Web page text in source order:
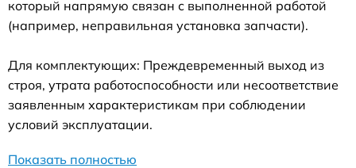
который напрямую связан с выполненной работой
(например, неправильная установка запчасти).
Для комплектующих: Преждевременный выход из
строя, утрата работоспособности или несоответствие
заявленным характеристикам при соблюдении
условий эксплуатации.
Показать полностью